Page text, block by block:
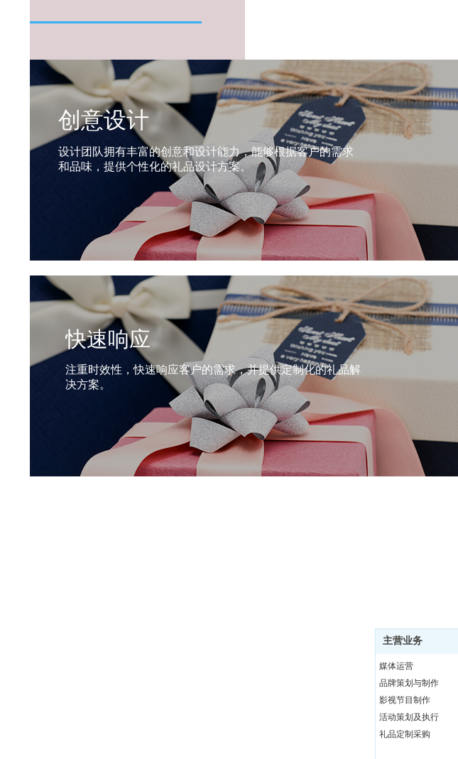
礼品定制
礼品定制
创意策划
策划团队拥有丰富的经验和创意，能够
根据客户需求提供个性化的策划方案。
创意设计
设计团队拥有丰富的创意和设计能力，能够根据客户的需求
和品味，提供个性化的礼品设计方案。
快速响应
注重时效性，快速响应客户的需求，并提供定制化的礼品解
决方案。
主营业务
媒体运营
品牌策划与制作
影视节目制作
活动策划及执行
礼品定制采购